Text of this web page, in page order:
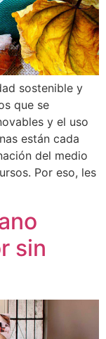
sostenible y
que se
y el uso
están cada
del medio
Por eso, les
sin